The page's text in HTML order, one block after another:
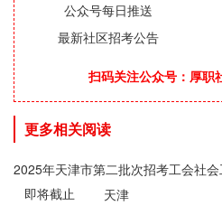
公众号每日推送
最新社区招考公告
扫码关注公众号：厚职
更多相关阅读
2025年天津市第二批次招考工会社
即将截止
天津